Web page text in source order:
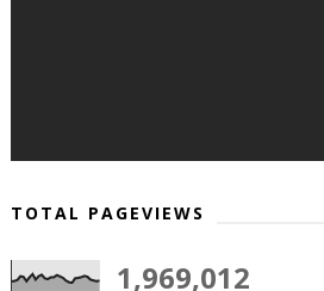
TOTAL PAGEVIEWS
1,969,012